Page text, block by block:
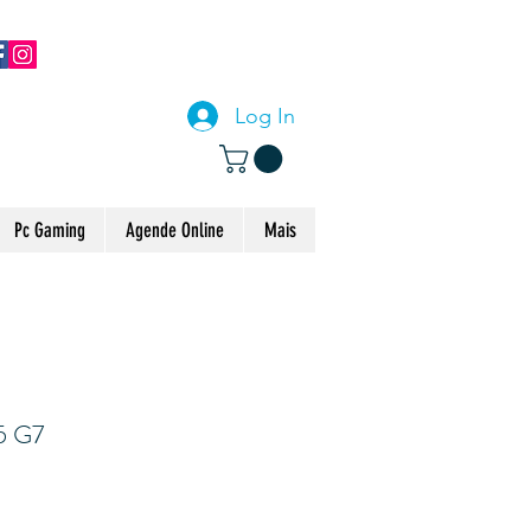
Log In
Pc Gaming Agende Online Mais
G7